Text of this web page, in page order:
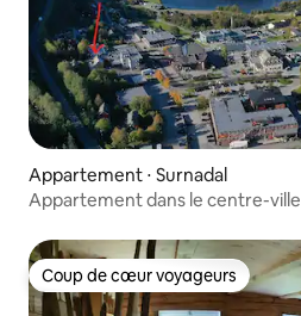
Appartement ⋅ Surnadal
Appartement dans le centre-ville
Coup de cœur voyageurs
Coup de cœur voyageurs